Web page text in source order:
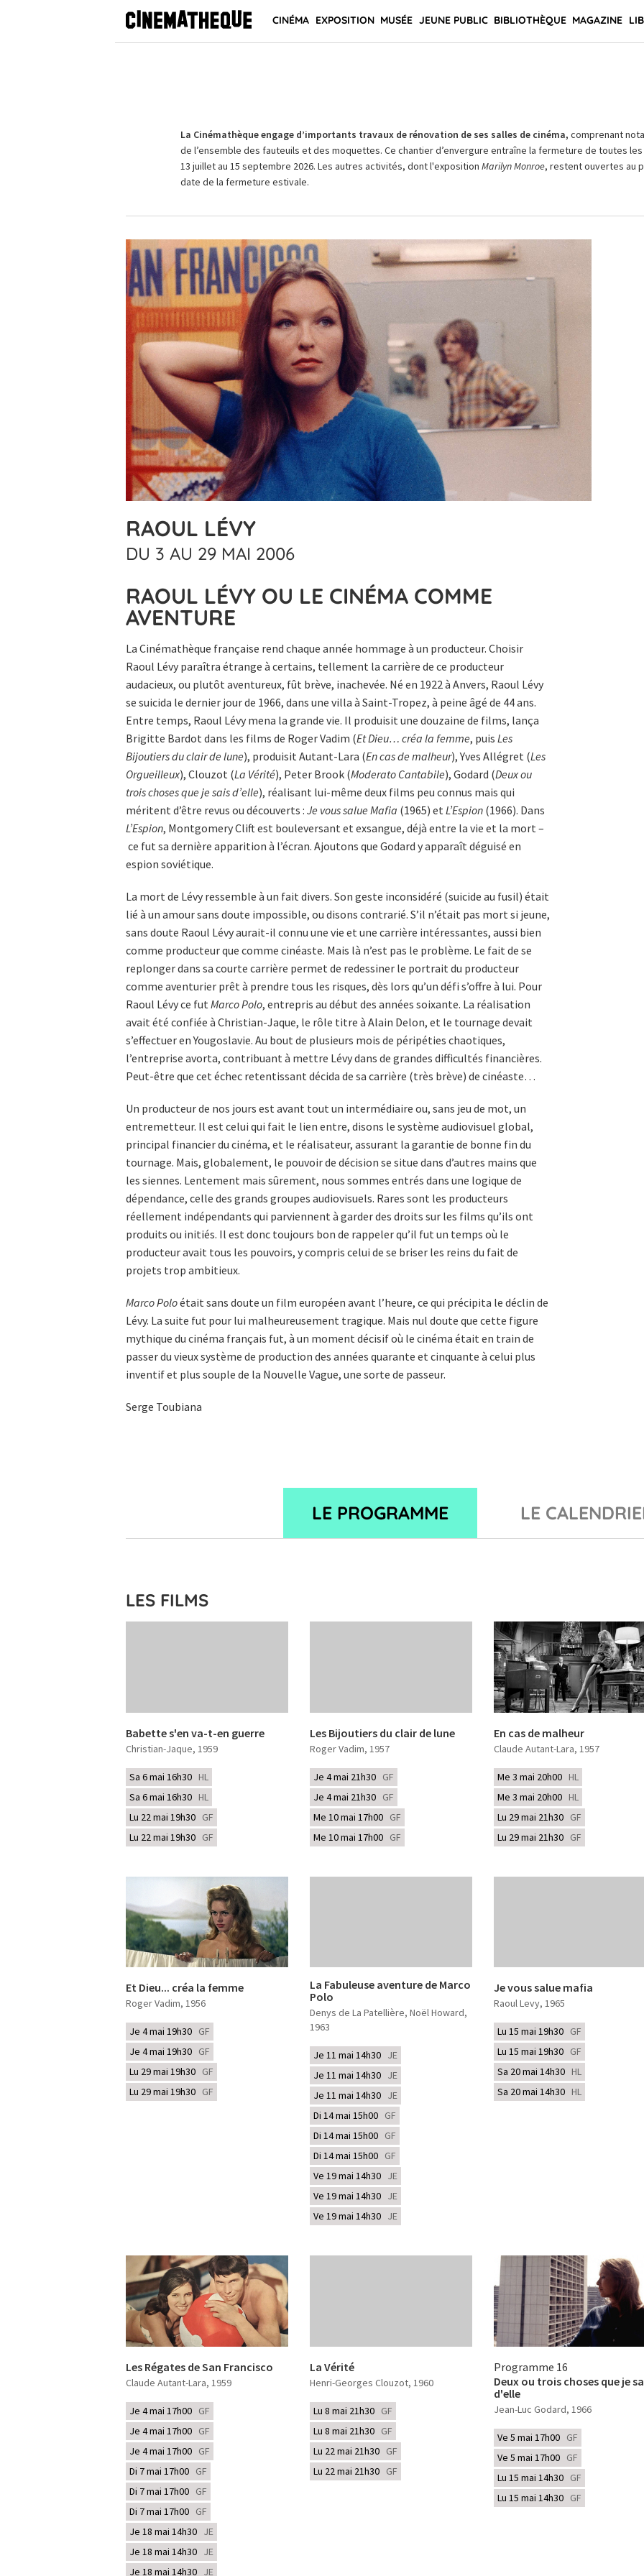
CINÉMA EXPOSITION MUSÉE JEUNE PUBLIC BIBLIOTHÈQUE MAGAZINE
La Cinémathèque engage d’importants travaux de rénovation de ses salles de cinéma, comprenant
de l’ensemble des fauteuils et des moquettes. Ce chantier d’envergure entraîne la fermeture de toutes
13 juillet au 15 septembre 2026. Les autres activités, dont l'exposition Marilyn Monroe, restent ouvertes au
date de la fermeture estivale.
RAOUL LÉVY
DU 3 AU 29 MAI 2006
RAOUL LÉVY OU LE CINÉMA COMME
AVENTURE
La Cinémathèque française rend chaque année hommage à un producteur. Choisir
Raoul Lévy paraîtra étrange à certains, tellement la carrière de ce producteur
audacieux, ou plutôt aventureux, fût brève, inachevée. Né en 1922 à Anvers, Raoul Lévy
se suicida le dernier jour de 1966, dans une villa à Saint-Tropez, à peine âgé de 44 ans.
Entre temps, Raoul Lévy mena la grande vie. Il produisit une douzaine de films, lança
Brigitte Bardot dans les films de Roger Vadim (Et Dieu… créa la femme, puis Les
Bijoutiers du clair de lune), produisit Autant-Lara (En cas de malheur), Yves Allégret (Les
Orgueilleux), Clouzot (La Vérité), Peter Brook (Moderato Cantabile), Godard (Deux ou
trois choses que je sais d’elle), réalisant lui-même deux films peu connus mais qui
méritent d’être revus ou découverts : Je vous salue Mafia (1965) et L’Espion (1966). Dans
L’Espion, Montgomery Clift est bouleversant et exsangue, déjà entre la vie et la mort –
ce fut sa dernière apparition à l’écran. Ajoutons que Godard y apparaît déguisé en
espion soviétique.
La mort de Lévy ressemble à un fait divers. Son geste inconsidéré (suicide au fusil) était
lié à un amour sans doute impossible, ou disons contrarié. S’il n’était pas mort si jeune,
sans doute Raoul Lévy aurait-il connu une vie et une carrière intéressantes, aussi bien
comme producteur que comme cinéaste. Mais là n’est pas le problème. Le fait de se
replonger dans sa courte carrière permet de redessiner le portrait du producteur
comme aventurier prêt à prendre tous les risques, dès lors qu’un défi s’offre à lui. Pour
Raoul Lévy ce fut Marco Polo, entrepris au début des années soixante. La réalisation
avait été confiée à Christian-Jaque, le rôle titre à Alain Delon, et le tournage devait
s’effectuer en Yougoslavie. Au bout de plusieurs mois de péripéties chaotiques,
l’entreprise avorta, contribuant à mettre Lévy dans de grandes difficultés financières.
Peut-être que cet échec retentissant décida de sa carrière (très brève) de cinéaste…
Un producteur de nos jours est avant tout un intermédiaire ou, sans jeu de mot, un
entremetteur. Il est celui qui fait le lien entre, disons le système audiovisuel global,
principal financier du cinéma, et le réalisateur, assurant la garantie de bonne fin du
tournage. Mais, globalement, le pouvoir de décision se situe dans d’autres mains que
les siennes. Lentement mais sûrement, nous sommes entrés dans une logique de
dépendance, celle des grands groupes audiovisuels. Rares sont les producteurs
réellement indépendants qui parviennent à garder des droits sur les films qu’ils ont
produits ou initiés. Il est donc toujours bon de rappeler qu’il fut un temps où le
producteur avait tous les pouvoirs, y compris celui de se briser les reins du fait de
projets trop ambitieux.
Marco Poloétait sans doute un film européen avant l’heure, ce qui précipita le déclin de
Lévy. La suite fut pour lui malheureusement tragique. Mais nul doute que cette figure
mythique du cinéma français fut, à un moment décisif où le cinéma était en train de
passer du vieux système de production des années quarante et cinquante à celui plus
inventif et plus souple de la Nouvelle Vague, une sorte de passeur.
Serge Toubiana
LE PROGRAMME LE
LES FILMS
Babette s'en va-t-en guerre
Christian-Jaque, 1959
Sa 6 mai 16h30 HL
Sa 6 mai 16h30 HL
Lu 22 mai 19h30 GF
Lu 22 mai 19h30 GF
Les Bijoutiers du clair de lune
Roger Vadim, 1957
Je 4 mai 21h30 GF
Je 4 mai 21h30 GF
Me 10 mai 17h00 GF
Me 10 mai 17h00 GF
En cas de malheur
Claude Autant-Lara, 1957
Me 3 mai 20h00 HL
Me 3 mai 20h00 HL
Lu 29 mai 21h30 GF
Lu 29 mai 21h30 GF
Et Dieu... créa la femme
Roger Vadim, 1956
Je 4 mai 19h30 GF
Je 4 mai 19h30 GF
Lu 29 mai 19h30 GF
Lu 29 mai 19h30 GF
La Fabuleuse aventure de Marco
Polo
Denys de La Patellière, Noël Howard,
1963
Je 11 mai 14h30 JE
Je 11 mai 14h30 JE
Je 11 mai 14h30 JE
Di 14 mai 15h00 GF
Di 14 mai 15h00 GF
Di 14 mai 15h00 GF
Ve 19 mai 14h30 JE
Ve 19 mai 14h30 JE
Ve 19 mai 14h30 JE
Je vous salue mafia
Raoul Levy, 1965
Lu 15 mai 19h30 GF
Lu 15 mai 19h30 GF
Sa 20 mai 14h30 HL
Sa 20 mai 14h30 HL
Les Régates de San Francisco
Claude Autant-Lara, 1959
Je 4 mai 17h00 GF
Je 4 mai 17h00 GF
Je 4 mai 17h00 GF
Di 7 mai 17h00 GF
Di 7 mai 17h00 GF
Di 7 mai 17h00 GF
Je 18 mai 14h30 JE
Je 18 mai 14h30 JE
Je 18 mai 14h30 JE
La Vérité
Henri-Georges Clouzot, 1960
Lu 8 mai 21h30 GF
Lu 8 mai 21h30 GF
Lu 22 mai 21h30 GF
Lu 22 mai 21h30 GF
Programme 16
Deux ou trois choses que je
d'elle
Jean-Luc Godard, 1966
Ve 5 mai 17h00 GF
Ve 5 mai 17h00 GF
Lu 15 mai 14h30 GF
Lu 15 mai 14h30 GF